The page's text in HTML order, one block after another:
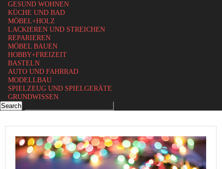
GESUND WOHNEN
KÜCHE UND BAD
MÖBEL+HOLZ
LACKIEREN UND STREICHEN
REPARIEREN
MÖBEL BAUEN
HOBBY+FREIZEIT
BASTELN
AUTO UND FAHRRAD
MODELLBAU
SPIELZEUG UND SPIELGERÄTE
GRUNDWISSEN